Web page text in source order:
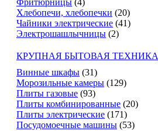
Фритюрницы (4)
Хлебопечи, хлебопечки (20)
Чайники электрические (41)
Электрошашлычницы (2)
КРУПНАЯ БЫТОВАЯ ТЕХНИКА
Винные шкафы (31)
Морозильные камеры (129)
Плиты газовые (93)
Плиты комбинированные (20)
Плиты электрические (171)
Посудомоечные машины (53)